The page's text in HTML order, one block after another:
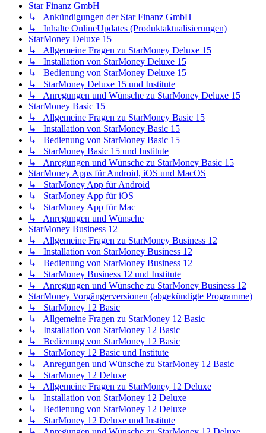
Star Finanz GmbH
↳ Ankündigungen der Star Finanz GmbH
↳ Inhalte OnlineUpdates (Produktaktualisierungen)
StarMoney Deluxe 15
↳ Allgemeine Fragen zu StarMoney Deluxe 15
↳ Installation von StarMoney Deluxe 15
↳ Bedienung von StarMoney Deluxe 15
↳ StarMoney Deluxe 15 und Institute
↳ Anregungen und Wünsche zu StarMoney Deluxe 15
StarMoney Basic 15
↳ Allgemeine Fragen zu StarMoney Basic 15
↳ Installation von StarMoney Basic 15
↳ Bedienung von StarMoney Basic 15
↳ StarMoney Basic 15 und Institute
↳ Anregungen und Wünsche zu StarMoney Basic 15
StarMoney Apps für Android, iOS und MacOS
↳ StarMoney App für Android
↳ StarMoney App für iOS
↳ StarMoney App für Mac
↳ Anregungen und Wünsche
StarMoney Business 12
↳ Allgemeine Fragen zu StarMoney Business 12
↳ Installation von StarMoney Business 12
↳ Bedienung von StarMoney Business 12
↳ StarMoney Business 12 und Institute
↳ Anregungen und Wünsche zu StarMoney Business 12
StarMoney Vorgängerversionen (abgekündigte Programme)
↳ StarMoney 12 Basic
↳ Allgemeine Fragen zu StarMoney 12 Basic
↳ Installation von StarMoney 12 Basic
↳ Bedienung von StarMoney 12 Basic
↳ StarMoney 12 Basic und Institute
↳ Anregungen und Wünsche zu StarMoney 12 Basic
↳ StarMoney 12 Deluxe
↳ Allgemeine Fragen zu StarMoney 12 Deluxe
↳ Installation von StarMoney 12 Deluxe
↳ Bedienung von StarMoney 12 Deluxe
↳ StarMoney 12 Deluxe und Institute